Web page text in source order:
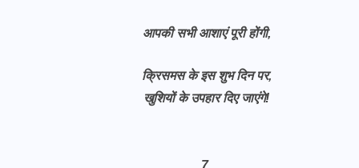
आपकी सभी आशाएं पूरी होंगी,
क्रिसमस के इस शुभ दिन पर,
खुशियों के उपहार दिए जाएंगे!
7.